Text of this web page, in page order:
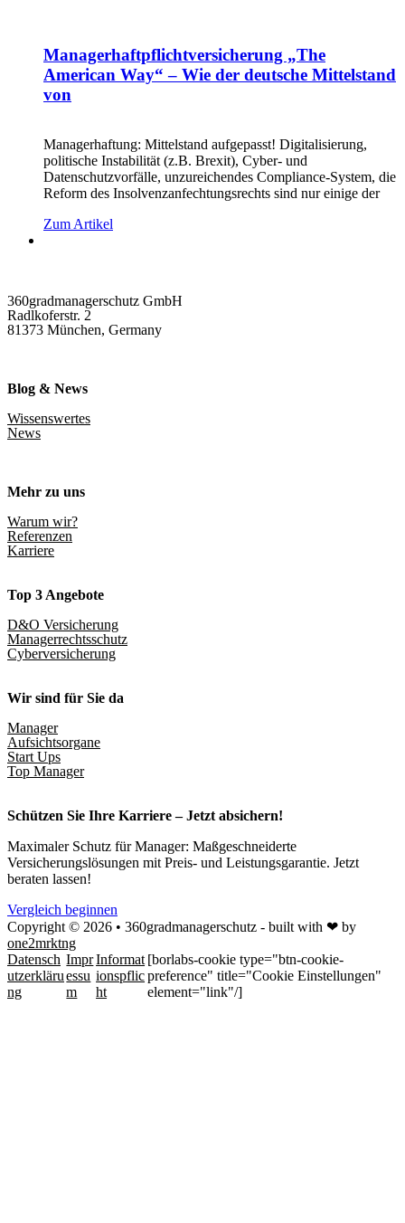
Managerhaftpflichtversicherung „The
American Way“ – Wie der deutsche Mittelstand
von
Managerhaftung: Mittelstand aufgepasst! Digitalisierung,
politische Instabilität (z.B. Brexit), Cyber- und
Datenschutzvorfälle, unzureichendes Compliance-System, die
Reform des Insolvenzanfechtungsrechts sind nur einige der
Zum Artikel
360gradmanagerschutz GmbH
Radlkoferstr. 2
81373 München, Germany
Blog & News
Wissenswertes
News
Mehr zu uns
Warum wir?
Referenzen
Karriere
Top 3 Angebote
D&O Versicherung
Managerrechtsschutz
Cyberversicherung
Wir sind für Sie da
Manager
Aufsichtsorgane
Start Ups
Top Manager
Schützen Sie Ihre Karriere – Jetzt absichern!
Maximaler Schutz für Manager: Maßgeschneiderte
Versicherungslösungen mit Preis- und Leistungsgarantie. Jetzt
beraten lassen!
Vergleich beginnen
Copyright © 2026 • 360gradmanagerschutz - built with ❤ by
one2mrktng
Datensch
utzerkläru
ng
Impr
essu
m
Informat
ionspflic
ht
[borlabs-cookie type="btn-cookie-
preference" title="Cookie Einstellungen"
element="link"/]